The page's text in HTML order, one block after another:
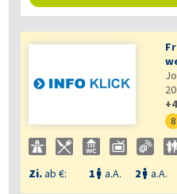
8
Zi.ab €: 1  a.A. 2  a.A.